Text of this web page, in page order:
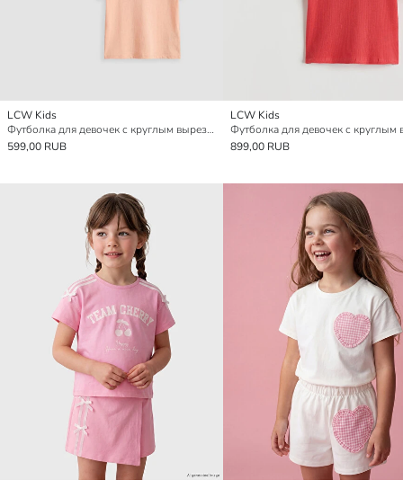
LCW Kids
Футболка для девочек с круглым вырезом и принтом, 2 штуки в упаковке
599,00 RUB
LCW Kids
899,00 RUB